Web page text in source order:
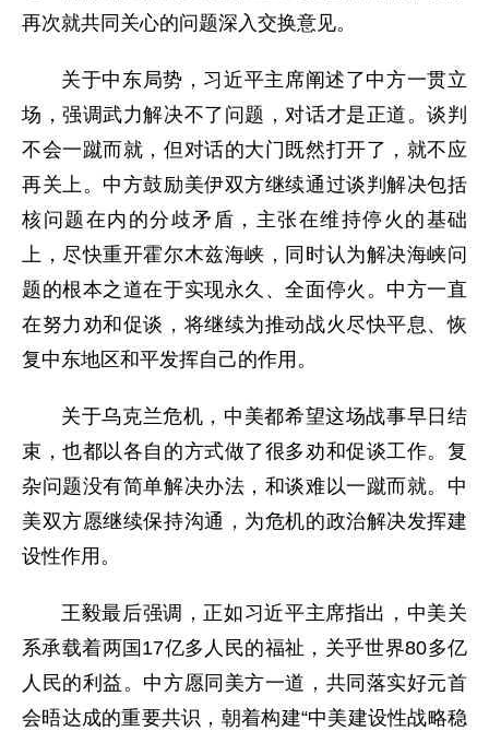
再次就共同关心的问题深入交换意见。
关于中东局势，习近平主席阐述了中方一贯立
场，强调武力解决不了问题，对话才是正道。谈判
不会一蹴而就，但对话的大门既然打开了，就不应
再关上。中方鼓励美伊双方继续通过谈判解决包括
核问题在内的分歧矛盾，主张在维持停火的基础
上，尽快重开霍尔木兹海峡，同时认为解决海峡问
题的根本之道在于实现永久、全面停火。中方一直
在努力劝和促谈，将继续为推动战火尽快平息、恢
复中东地区和平发挥自己的作用。
关于乌克兰危机，中美都希望这场战事早日结
束，也都以各自的方式做了很多劝和促谈工作。复
杂问题没有简单解决办法，和谈难以一蹴而就。中
美双方愿继续保持沟通，为危机的政治解决发挥建
设性作用。
王毅最后强调，正如习近平主席指出，中美关
系承载着两国17亿多人民的福祉，关乎世界80多亿
人民的利益。中方愿同美方一道，共同落实好元首
会晤达成的重要共识，朝着构建“中美建设性战略稳